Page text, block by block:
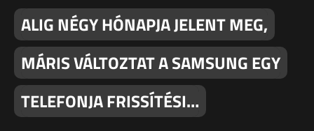
ALIG NÉGY HÓNAPJA JELENT MEG,
MÁRIS VÁLTOZTAT A SAMSUNG EGY
TELEFONJA FRISSÍTÉSI…